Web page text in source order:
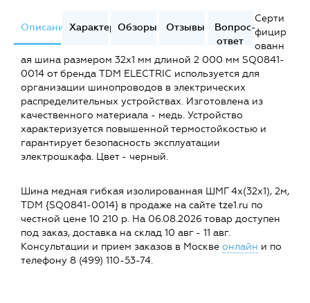
ОписаниеХарактеристики
Обзоры Отзывы
Вопрос-
ответ
Серти
фицир
ованн
ая шина размером 32х1 мм длиной 2 000 мм SQ0841-
0014 от бренда TDM ELECTRIC используется для
организации шинопроводов в электрических
распределительных устройствах. Изготовлена из
качественного материала - медь. Устройство
характеризуется повышенной термостойкостью и
гарантирует безопасность эксплуатации
электрошкафа. Цвет - черный.
Шина медная гибкая изолированная ШМГ 4х(32х1), 2м,
TDM {SQ0841-0014} в продаже на сайте tze1.ru по
честной цене 10 210 р. На 06.08.2026 товар доступен
под заказ, доставка на склад 10 авг - 11 авг.
Консультации и прием заказов в Москве онлайн и по
телефону 8 (499) 110-53-74.